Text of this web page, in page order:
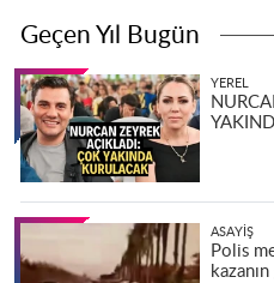
Geçen Yıl Bugün
YEREL
ASAYIŞ
Polis